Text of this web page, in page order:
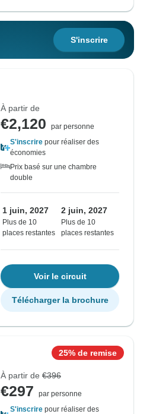
S'inscrire
À partir de
€2,120
par personne
S'inscrire pour réaliser des
économies
Prix basé sur une chambre
double
1 juin, 2027
Plus de 10
places restantes
2 juin, 2027
Plus de 10
places restantes
Voir le circuit
Télécharger la brochure
25% de remise
À partir de €396
€297
par personne
S'inscrire pour réaliser des